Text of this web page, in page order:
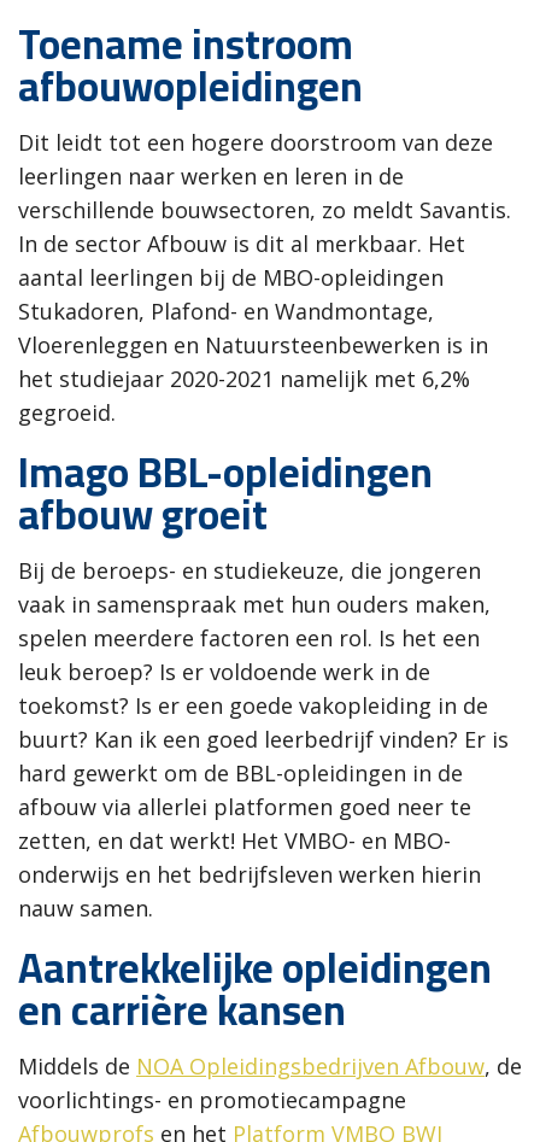
Toename instroom
afbouwopleidingen
Dit leidt tot een hogere doorstroom van deze
leerlingen naar werken en leren in de
verschillende bouwsectoren, zo meldt Savantis.
In de sector Afbouw is dit al merkbaar. Het
aantal leerlingen bij de MBO-opleidingen
Stukadoren, Plafond- en Wandmontage,
Vloerenleggen en Natuursteenbewerken is in
het studiejaar 2020-2021 namelijk met 6,2%
gegroeid.
Imago BBL-opleidingen
afbouw groeit
Bij de beroeps- en studiekeuze, die jongeren
vaak in samenspraak met hun ouders maken,
spelen meerdere factoren een rol. Is het een
leuk beroep? Is er voldoende werk in de
toekomst? Is er een goede vakopleiding in de
buurt? Kan ik een goed leerbedrijf vinden? Er is
hard gewerkt om de BBL-opleidingen in de
afbouw via allerlei platformen goed neer te
zetten, en dat werkt! Het VMBO- en MBO-
onderwijs en het bedrijfsleven werken hierin
nauw samen.
Aantrekkelijke opleidingen
en carrière kansen
Middels de NOA Opleidingsbedrijven Afbouw, de
voorlichtings- en promotiecampagne
Afbouwprofs en het Platform VMBO BWI